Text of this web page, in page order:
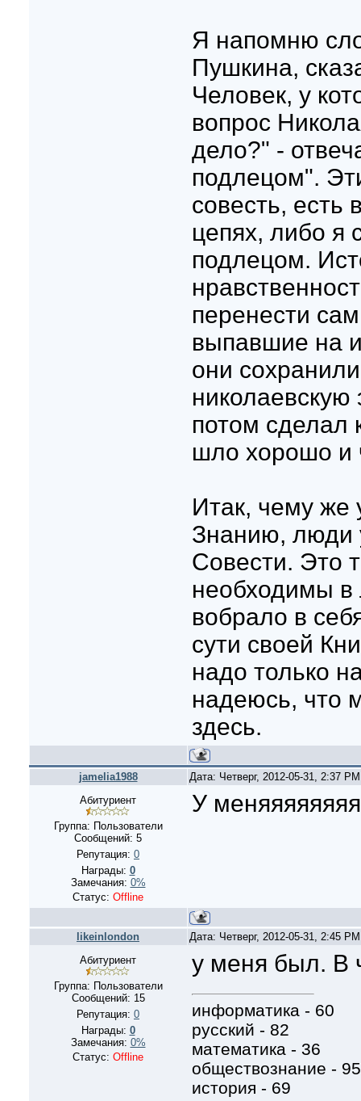
Я напомню
Пушкина,
Человек, у
вопрос
дело?" -
подлецом".
совесть, есть
цепях, либо я
подлецом.
перенести
выпавшие на
они
николаевскую
потом сделал
шло хорошо и
Итак, чему же
Знанию, люди
Совести. Это
необходимы
вобрало в
сути своей
надо только
надеюсь, что
здесь.
jamelia1988
Дата: Четверг, 2012-05-31, 2:37
Абитуриент
Группа: Пользователи
Сообщений: 5
Репутация: 0
Награды: 0
Замечания: 0%
Статус: Offline
У
likeinlondon
Дата: Четверг, 2012-05-31, 2:45
Абитуриент
Группа: Пользователи
Сообщений: 15
Репутация: 0
Награды: 0
Замечания: 0%
Статус: Offline
у меня был. B
информатика - 60
русский - 82
математика - 36
обществознание - 95
история - 69